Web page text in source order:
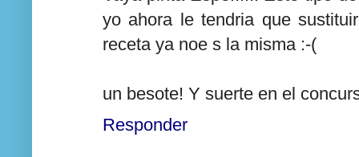
yo ahora le tendria que
receta ya noe s la misma :-(
un besote! Y suerte en el
Responder